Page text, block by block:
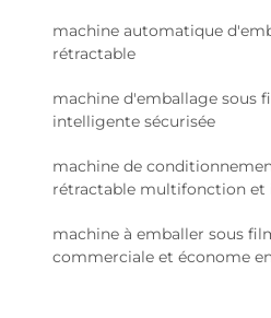
machine automatique
rétractable
machine d'emballage sous
intelligente sécurisée
machine de
rétractable multifonction et
machine à emballer sous
commerciale et économe